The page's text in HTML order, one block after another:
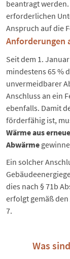
beantragt
erforderlichen
Anspruch auf die
Anforderungen
Seit dem 1.
mindestens 65 %
unvermeidbarer
Anschluss an ein
ebenfalls. Damit
förderfähig ist,
Wärme aus
Abwärme
Ein solcher
dies nach § 71b
erfolgt gemäß den
7.
Was